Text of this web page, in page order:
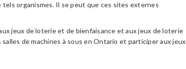
organismes. Il se peut que ces sites externes
jeux de loterie et de bienfaisance et aux jeux de loterie
de machines à sous en Ontario et participer aux jeux